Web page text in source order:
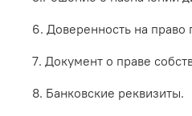
6. Доверенность на право
7. Документ о праве
8. Банковские реквизиты.